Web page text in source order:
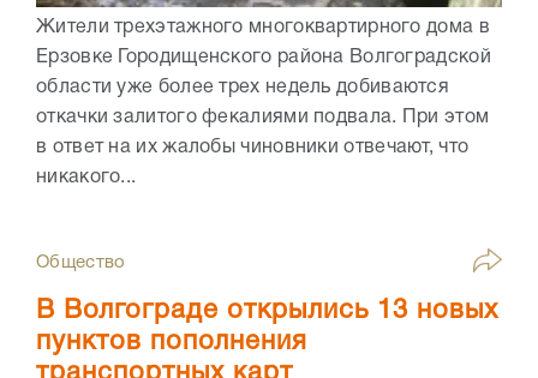
Жители трехэтажного многоквартирного дома в
Ерзовке Городищенского района Волгоградской
области уже более трех недель добиваются
откачки залитого фекалиями подвала. При этом
в ответ на их жалобы чиновники отвечают, что
никакого...
Общество
В Волгограде открылись 13 новых
пунктов пополнения
транспортных карт